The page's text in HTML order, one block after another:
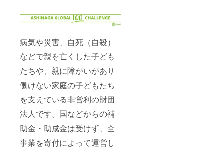
病気や災害、自死（自殺）
などで親を亡くした子ども
たちや、親に障がいがあり
働けない家庭の子どもたち
を支えている非営利の財団
法人です。国などからの補
助金・助成金は受けず、全
事業を寄付によって運営し